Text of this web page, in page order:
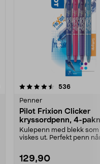
536
Penner
Pilot Frixion Clicker
kryssordpenn, 4-
Kulepenn med blekk
viskes ut. Perfekt penn
129,90
4.5av 5 stjerner